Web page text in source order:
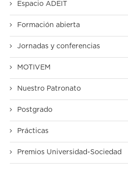
Espacio ADEIT
Formación abierta
Jornadas y conferencias
MOTIVEM
Nuestro Patronato
Postgrado
Prácticas
Premios Universidad-Sociedad